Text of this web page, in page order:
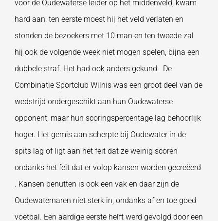
voor de Oudewaterse leider op het middenveld, kwam
hard aan, ten eerste moest hij het veld verlaten en
stonden de bezoekers met 10 man en ten tweede zal
hij ook de volgende week niet mogen spelen, bijna een
dubbele straf. Het had ook anders gekund. De
Combinatie Sportclub Wilnis was een groot deel van de
wedstrijd ondergeschikt aan hun Oudewaterse
opponent, maar hun scoringspercentage lag behoorlijk
hoger. Het gemis aan scherpte bij Oudewater in de
spits lag of ligt aan het feit dat ze weinig scoren
ondanks het feit dat er volop kansen worden gecreëerd
. Kansen benutten is ook een vak en daar zijn de
Oudewaternaren niet sterk in, ondanks af en toe goed
voetbal. Een aardige eerste helft werd gevolgd door een